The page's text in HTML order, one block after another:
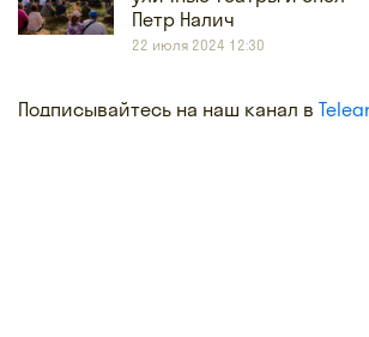
Петр Налич
22 июля 2024 12:30
Подписывайтесь на наш канал в